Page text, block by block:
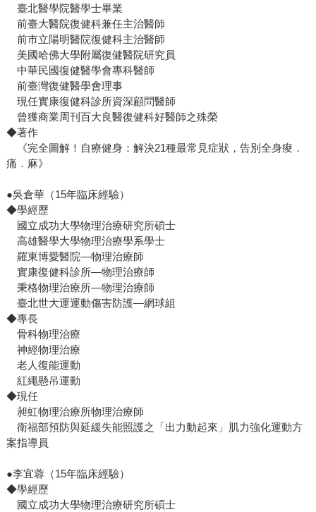
臺北醫學院醫學士畢業
前臺大醫院復健科兼任主治醫師
前市立陽明醫院復健科主治醫師
美國哈佛大學附屬復健醫院研究員
中華民國復健醫學會專科醫師
前臺灣復健醫學會理事
現任實康復健科診所資深顧問醫師
曾獲商業周刊百大良醫復健科好醫師之殊榮
◆著作
《完全圖解！自療健身：解決21種最常見症狀，告別全身痠．
痛．麻》
●吳倉華（15年臨床經驗）
◆學經歷
國立成功大學物理治療研究所碩士
高雄醫學大學物理治療學系學士
羅東博愛醫院—物理治療師
實康復健科診所—物理治療師
秉格物理治療所—物理治療師
臺北世大運運動傷害防護—網球組
◆專長
骨科物理治療
神經物理治療
老人復能運動
紅繩懸吊運動
◆現任
昶虹物理治療所物理治療師
衛福部預防與延緩失能照護之「出力動起來」肌力強化運動方
案指導員
●李宜蓉（15年臨床經驗）
◆學經歷
國立成功大學物理治療研究所碩士